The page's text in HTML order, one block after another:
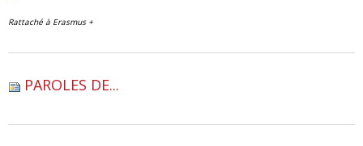
Rattaché à Erasmus +
PAROLES DE...